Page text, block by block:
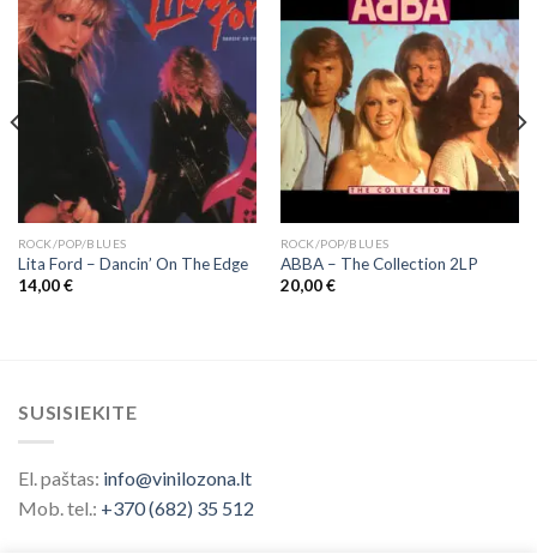
ROCK/POP/BLUES
Lita Ford – Dancin’ On The Edge
14,00€
ROCK/POP/BLUES
ABBA – The Collection 2LP
20,00€
SUSISIEKITE
El. paštas: info@vinilozona.lt
Mob. tel.: +370 (682) 35 512